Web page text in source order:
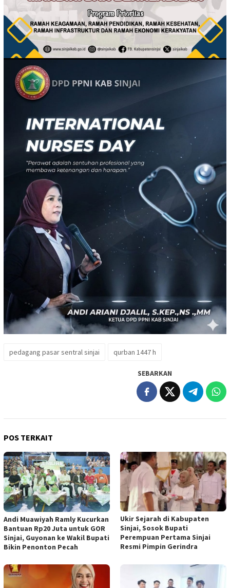
pedagang pasar sentral sinjai qurban 1447 h
SEBARKAN
POS TERKAIT
Andi Muawiyah Ramly Kucurkan
Bantuan Rp20 Juta untuk GOR
Sinjai, Guyonan ke Wakil Bupati
Bikin Penonton Pecah
Ukir Sejarah di Kabupaten
Sinjai, Sosok Bupati
Perempuan Pertama Sinjai
Resmi Pimpin Gerindra